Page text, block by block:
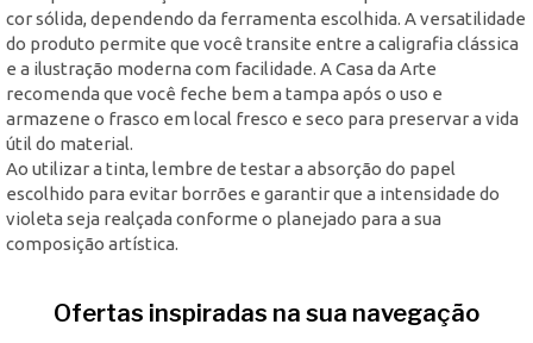
cor sólida, dependendo da ferramenta escolhida. A versatilidade
do produto permite que você transite entre a caligrafia clássica
e a ilustração moderna com facilidade. A Casa da Arte
recomenda que você feche bem a tampa após o uso e
armazene o frasco em local fresco e seco para preservar a vida
útil do material.
Ao utilizar a tinta, lembre de testar a absorção do papel
escolhido para evitar borrões e garantir que a intensidade do
violeta seja realçada conforme o planejado para a sua
composição artística.
Ofertas inspiradas na sua navegação